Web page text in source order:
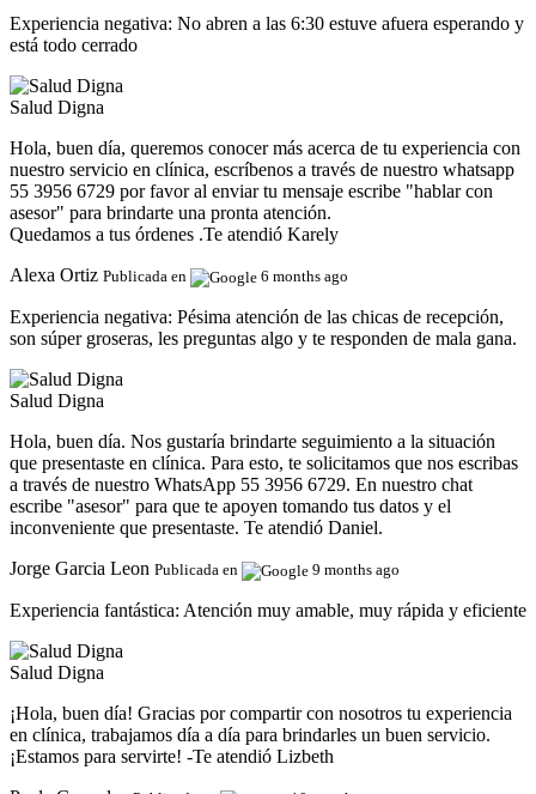
Experiencia negativa: No abren a las 6:30 estuve afuera esperando y
está todo cerrado
Salud Digna
Hola, buen día, queremos conocer más acerca de tu experiencia con
nuestro servicio en clínica, escríbenos a través de nuestro whatsapp
55 3956 6729 por favor al enviar tu mensaje escribe "hablar con
asesor" para brindarte una pronta atención.
Quedamos a tus órdenes .Te atendió Karely
Alexa Ortiz Publicada en 6 months ago
Experiencia negativa: Pésima atención de las chicas de recepción,
son súper groseras, les preguntas algo y te responden de mala gana.
Salud Digna
Hola, buen día. Nos gustaría brindarte seguimiento a la situación
que presentaste en clínica. Para esto, te solicitamos que nos escribas
a través de nuestro WhatsApp 55 3956 6729. En nuestro chat
escribe "asesor" para que te apoyen tomando tus datos y el
inconveniente que presentaste. Te atendió Daniel.
Jorge Garcia Leon Publicada en 9 months ago
Experiencia fantástica: Atención muy amable, muy rápida y eficiente
Salud Digna
¡Hola, buen día! Gracias por compartir con nosotros tu experiencia
en clínica, trabajamos día a día para brindarles un buen servicio.
¡Estamos para servirte! -Te atendió Lizbeth